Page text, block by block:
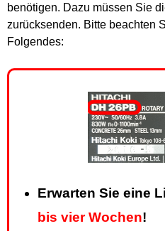
benötigen. Dazu müssen Sie
zurücksenden. Bitte beachten
Folgendes:
Erwarten Sie eine
bis vier Wochen!